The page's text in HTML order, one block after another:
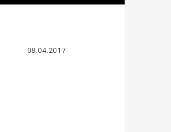
08.04.2017